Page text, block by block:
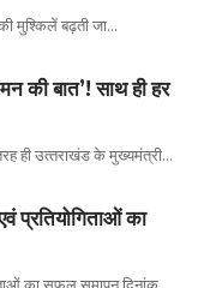
मुश्किलें बढ़ती जा…
की बात’! साथ ही हर
ही उत्‍तराखंड के मुख्‍यमंत्री…
प्रतियोगिताओं का